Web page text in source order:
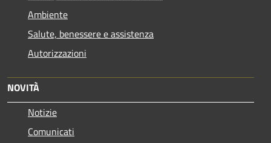
Ambiente
Salute, benessere e assistenza
Autorizzazioni
NOVITÀ
Notizie
Comunicati